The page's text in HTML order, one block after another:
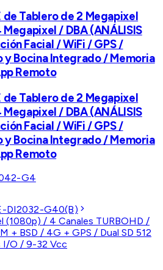
de Tablero de 2 Megapixel
/ DBA (ANÁLISIS
Facial / WiFi / GPS /
y Bocina Integrado / Memoria
Remoto
de Tablero de 2 Megapixel
/ DBA (ANÁLISIS
Facial / WiFi / GPS /
y Bocina Integrado / Memoria
Remoto
G4
DI2032-G40(B)